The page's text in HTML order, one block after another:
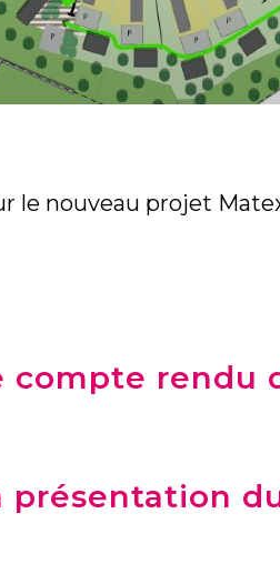
le nouveau projet
compte rendu
présentation